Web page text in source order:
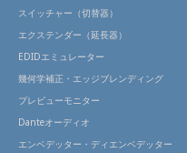
スイッチャー（切替器）
エクステンダー（延長器）
EDIDエミュレーター
幾何学補正・エッジブレンディング
プレビューモニター
Danteオーディオ
エンベデッター・ディエンベデッター